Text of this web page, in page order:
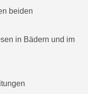
beiden
in Bädern und im